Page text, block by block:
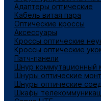
Адаптеры оптические
Кабель витая пара
Оптические кроссы
Аксессуары
Кроссы оптические
Кроссы оптические
Патч-панели
Шнур коммутационный
Шнуры оптические
Шнуры оптические
Шкафы